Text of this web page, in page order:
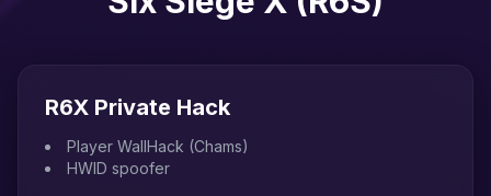
R6X Private Hack
Player WallHack (Chams)
HWID spoofer